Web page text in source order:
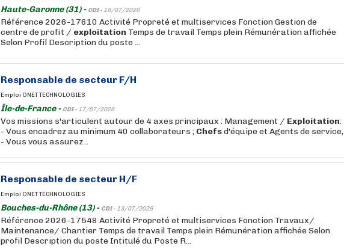
Haute-Garonne (31) - CDI - 18/07/2026
Référence 2026-17610 Activité Propreté et multiservices Fonction Gestion de
centre de profit / exploitation Temps de travail Temps plein Rémunération affichée
Selon Profil Description du poste ...
Responsable de secteur F/H
Emploi ONET TECHNOLOGIES
Île-de-France - CDI - 17/07/2026
Vos missions s'articulent autour de 4 axes principaux : Management / Exploitation:
- Vous encadrez au minimum 40 collaborateurs ; Chefsd'équipe et Agents de service,
- Vous vous assurez...
Responsable de secteur H/F
Emploi ONET TECHNOLOGIES
Bouches-du-Rhône (13) - CDI - 13/07/2026
Référence 2026-17548 Activité Propreté et multiservices Fonction Travaux/
Maintenance/ Chantier Temps de travail Temps plein Rémunération affichée Selon
profil Description du poste Intitulé du Poste R...